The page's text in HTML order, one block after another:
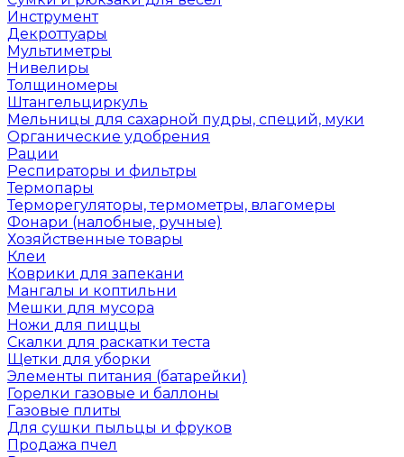
Инструмент
Декроттуары
Мультиметры
Нивелиры
Толщиномеры
Штангельциркуль
Мельницы для сахарной пудры, специй, муки
Органические удобрения
Рации
Респираторы и фильтры
Термопары
Терморегуляторы, термометры, влагомеры
Фонари (налобные, ручные)
Хозяйственные товары
Клеи
Коврики для запекани
Мангалы и коптильни
Мешки для мусора
Ножи для пиццы
Скалки для раскатки теста
Щетки для уборки
Элементы питания (батарейки)
Горелки газовые и баллоны
Газовые плиты
Для сушки пыльцы и фруков
Продажа пчел